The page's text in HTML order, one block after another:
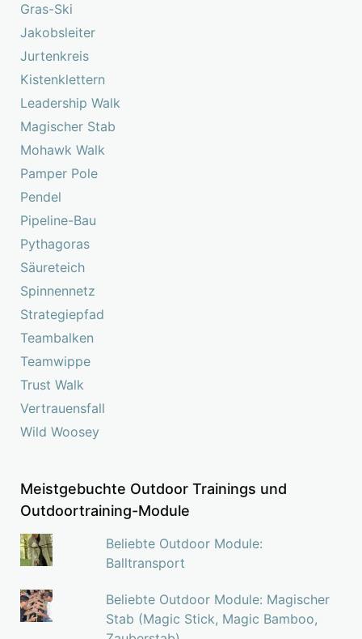
Gras-Ski
Jakobsleiter
Jurtenkreis
Kistenklettern
Leadership Walk
Magischer Stab
Mohawk Walk
Pamper Pole
Pendel
Pipeline-Bau
Pythagoras
Säureteich
Spinnennetz
Strategiepfad
Teambalken
Teamwippe
Trust Walk
Vertrauensfall
Wild Woosey
Meistgebuchte Outdoor Trainings und
Outdoortraining-Module
Beliebte Outdoor Module:
Balltransport
Beliebte Outdoor Module: Magischer
Stab (Magic Stick, Magic Bamboo,